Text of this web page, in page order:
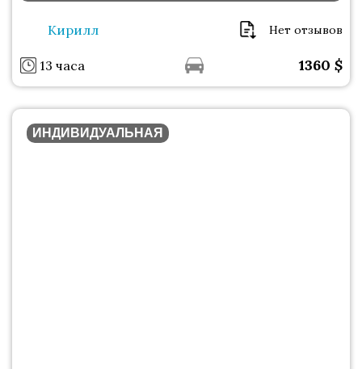
Кирилл Нет отзывов
13 часа 1360 $
ИНДИВИДУАЛЬНАЯ